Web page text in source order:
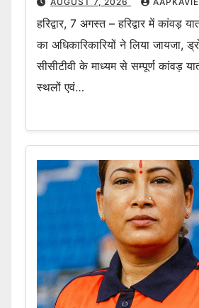
हरिद्वार, 7 अगस्त – हरिद्वार में कांवड़
का अधिकारिकारियों ने लिया जायजा,
सीसीटीवी के माध्यम से सम्पूर्ण कांवड़
स्थलों एवं…